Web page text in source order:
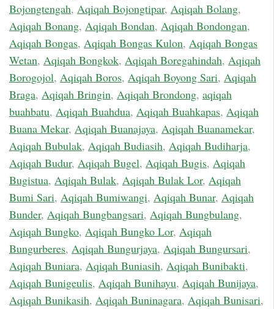
Bojongtengah, Aqiqah Bojongtipar, Aqiqah Bolang,
Aqiqah Bonang, Aqiqah Bondan, Aqiqah Bondongan,
Aqiqah Bongas, Aqiqah Bongas Kulon, Aqiqah Bongas
Wetan, Aqiqah Bongkok, Aqiqah Boregahindah, Aqiqah
Borogojol, Aqiqah Boros, Aqiqah Boyong Sari, Aqiqah
Braga, Aqiqah Bringin, Aqiqah Brondong, aqiqah
buahbatu, Aqiqah Buahdua, Aqiqah Buahkapas, Aqiqah
Buana Mekar, Aqiqah Buanajaya, Aqiqah Buanamekar,
Aqiqah Bubulak, Aqiqah Budiasih, Aqiqah Budiharja,
Aqiqah Budur, Aqiqah Bugel, Aqiqah Bugis, Aqiqah
Bugistua, Aqiqah Bulak, Aqiqah Bulak Lor, Aqiqah
Bumi Sari, Aqiqah Bumiwangi, Aqiqah Bunar, Aqiqah
Bunder, Aqiqah Bungbangsari, Aqiqah Bungbulang,
Aqiqah Bungko, Aqiqah Bungko Lor, Aqiqah
Bungurberes, Aqiqah Bungurjaya, Aqiqah Bungursari,
Aqiqah Buniara, Aqiqah Buniasih, Aqiqah Bunibakti,
Aqiqah Bunigeulis, Aqiqah Bunihayu, Aqiqah Bunijaya,
Aqiqah Bunikasih, Aqiqah Buninagara, Aqiqah Bunisari,